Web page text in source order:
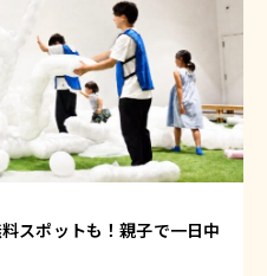
スポットも！親子で一日中